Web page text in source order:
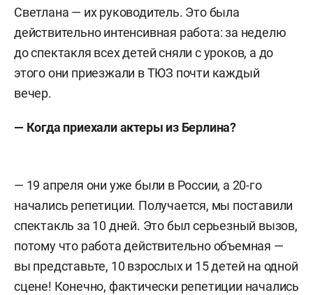
Светлана — их руководитель. Это была
действительно интенсивная работа: за неделю
до спектакля всех детей сняли с уроков, а до
этого они приезжали в ТЮЗ почти каждый
вечер.
— Когда приехали актеры из Берлина?
— 19 апреля они уже были в России, а 20-го
начались репетиции. Получается, мы поставили
спектакль за 10 дней. Это был серьезный вызов,
потому что работа действительно объемная —
вы представьте, 10 взрослых и 15 детей на одной
сцене! Конечно, фактически репетиции начались